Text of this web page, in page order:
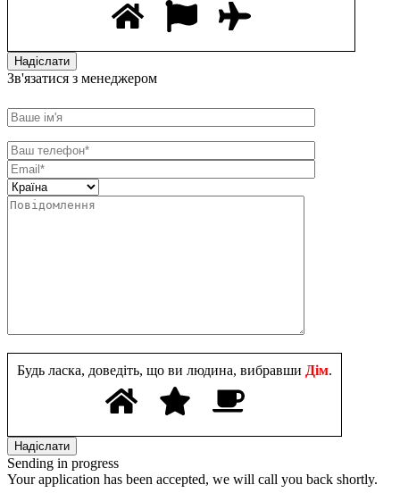
Зв'язатися з менеджером
Будь ласка, доведіть, що ви людина, вибравши Дім.
Sending in progress
Your application has been accepted, we will call you back shortly.